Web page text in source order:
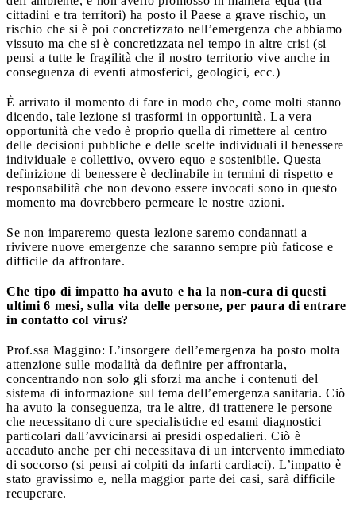
cittadini e tra territori) ha posto il Paese a grave rischio, un
rischio che si è poi concretizzato nell’emergenza che abbiamo
vissuto ma che si è concretizzata nel tempo in altre crisi (si
pensi a tutte le fragilità che il nostro territorio vive anche in
conseguenza di eventi atmosferici, geologici, ecc.)
È arrivato il momento di fare in modo che, come molti stanno
dicendo, tale lezione si trasformi in opportunità. La vera
opportunità che vedo è proprio quella di rimettere al centro
delle decisioni pubbliche e delle scelte individuali il benessere
individuale e collettivo, ovvero equo e sostenibile. Questa
definizione di benessere è declinabile in termini di rispetto e
responsabilità che non devono essere invocati sono in questo
momento ma dovrebbero permeare le nostre azioni.
Se non impareremo questa lezione saremo condannati a
rivivere nuove emergenze che saranno sempre più faticose e
difficile da affrontare.
Che tipo di impatto ha avuto e ha la non-cura di questi
ultimi 6 mesi, sulla vita delle persone, per paura di entrare
in contatto col virus?
Prof.ssa Maggino: L’insorgere dell’emergenza ha posto molta
attenzione sulle modalità da definire per affrontarla,
concentrando non solo gli sforzi ma anche i contenuti del
sistema di informazione sul tema dell’emergenza sanitaria. Ciò
ha avuto la conseguenza, tra le altre, di trattenere le persone
che necessitano di cure specialistiche ed esami diagnostici
particolari dall’avvicinarsi ai presidi ospedalieri. Ciò è
accaduto anche per chi necessitava di un intervento immediato
di soccorso (si pensi ai colpiti da infarti cardiaci). L’impatto è
stato gravissimo e, nella maggior parte dei casi, sarà difficile
recuperare.